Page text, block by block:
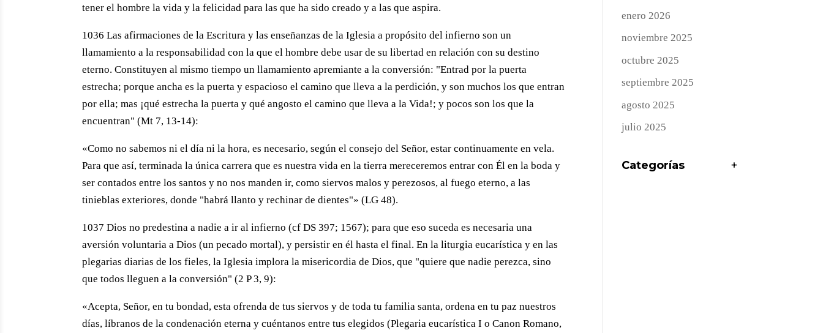
tener el hombre la vida y la felicidad para las que ha sido creado y a las que aspira.
1036 Las afirmaciones de la Escritura y las enseñanzas de la Iglesia a propósito del infierno son un
llamamiento a la responsabilidad con la que el hombre debe usar de su libertad en relación con su destino
eterno. Constituyen al mismo tiempo un llamamiento apremiante a la conversión: "Entrad por la puerta
estrecha; porque ancha es la puerta y espacioso el camino que lleva a la perdición, y son muchos los que entran
por ella; mas ¡qué estrecha la puerta y qué angosto el camino que lleva a la Vida!; y pocos son los que la
encuentran" (Mt 7, 13-14):
«Como no sabemos ni el día ni la hora, es necesario, según el consejo del Señor, estar continuamente en vela.
Para que así, terminada la única carrera que es nuestra vida en la tierra mereceremos entrar con Él en la boda y
ser contados entre los santos y no nos manden ir, como siervos malos y perezosos, al fuego eterno, a las
tinieblas exteriores, donde "habrá llanto y rechinar de dientes"» (LG 48).
1037 Dios no predestina a nadie a ir al infierno (cf DS 397; 1567); para que eso suceda es necesaria una
aversión voluntaria a Dios (un pecado mortal), y persistir en él hasta el final. En la liturgia eucarística y en las
plegarias diarias de los fieles, la Iglesia implora la misericordia de Dios, que "quiere que nadie perezca, sino
que todos lleguen a la conversión" (2 P 3, 9):
«Acepta, Señor, en tu bondad, esta ofrenda de tus siervos y de toda tu familia santa, ordena en tu paz nuestros
días, líbranos de la condenación eterna y cuéntanos entre tus elegidos (Plegaria eucarística I o Canon Romano,
enero 2026
noviembre 2025
octubre 2025
septiembre 2025
agosto 2025
julio 2025
Categorías +